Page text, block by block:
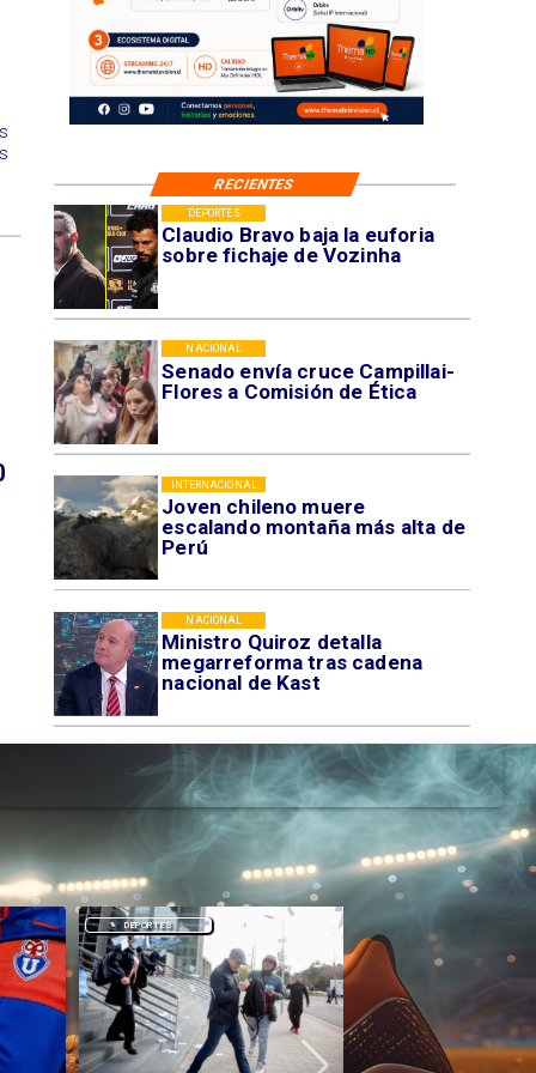
Claudio Bravo baja la euforia
sobre fichaje de Vozinha
DEPORTES
Senado envía cruce Campillai-
Flores a Comisión de Ética
NACIONAL
Joven chileno muere
escalando montaña más alta de
Perú
INTERNACIONAL
Ministro Quiroz detalla
megarreforma tras cadena
nacional de Kast
NACIONAL
RECIENTES
DEPORTES